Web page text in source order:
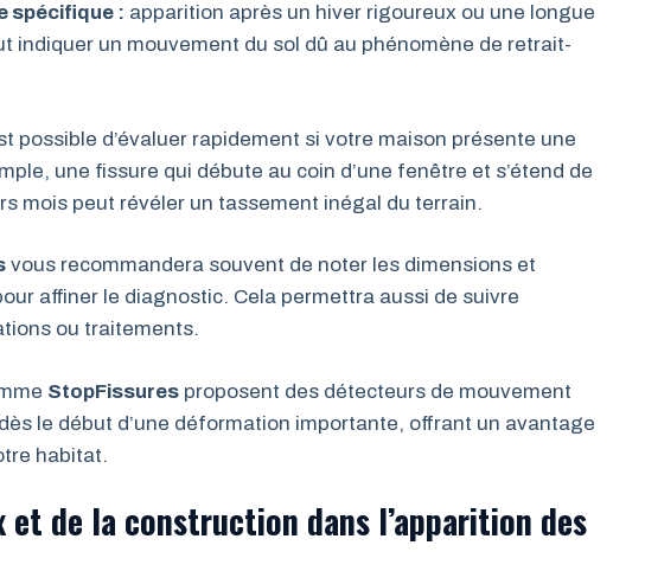
spécifique : apparition après un hiver rigoureux ou une longue
indiquer un mouvement du sol dû au phénomène de retrait-
possible d’évaluer rapidement si votre maison présente une
une fissure qui débute au coin d’une fenêtre et s’étend de
mois peut révéler un tassement inégal du terrain.
vous recommandera souvent de noter les dimensions et
affiner le diagnostic. Cela permettra aussi de suivre
ou traitements.
StopFissures proposent des détecteurs de mouvement
le début d’une déformation importante, offrant un avantage
habitat.
et de la construction dans l’apparition des